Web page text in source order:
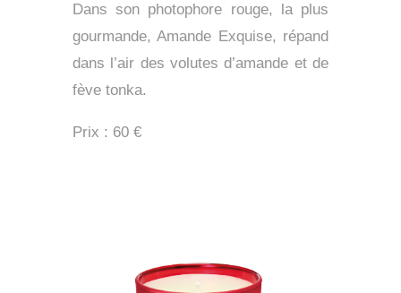
Dans son photophore rouge, la plus
gourmande, Amande Exquise, répand
dans l’air des volutes d’amande et de
fève tonka.
Prix : 60 €